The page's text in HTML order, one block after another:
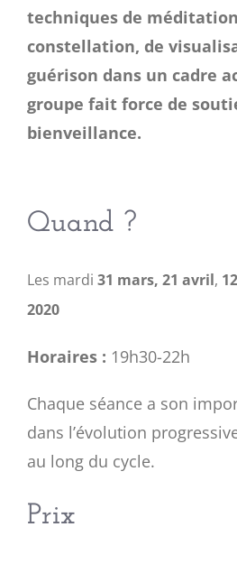
techniques de
constellation, de
guérison dans un cadre
groupe fait force de
bienveillance.
Quand ?
Les mardi 31 mars, 21 avril,
2020
Horaires : 19h30-22h
Chaque séance a son
dans l’évolution
au long du cycle.
Prix